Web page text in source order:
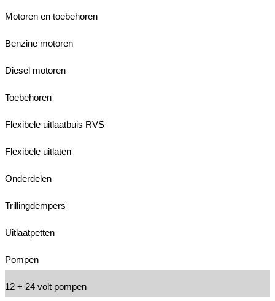
Motoren en toebehoren
Benzine motoren
Diesel motoren
Toebehoren
Flexibele uitlaatbuis RVS
Flexibele uitlaten
Onderdelen
Trillingdempers
Uitlaatpetten
Pompen
12 + 24 volt pompen